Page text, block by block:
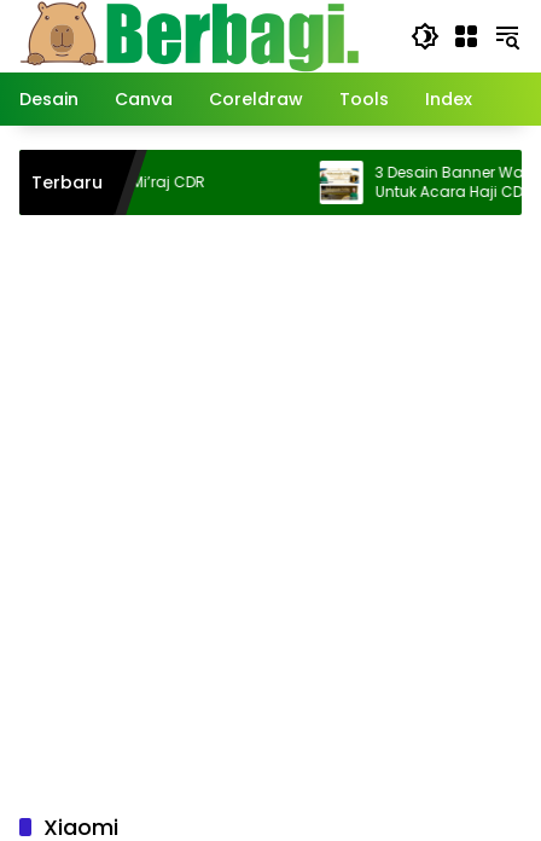
Langsung
konten
Desain
Canva Coreldraw Tools Index
Terbaru
isra Mi’raj CDR
3 Desain Banner
Untuk Acara Haji CDR
Xiaomi